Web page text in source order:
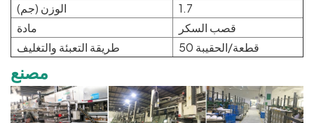
الوزن (جم)
1.7
مادة
قصب السكر
طريقة التعبئة والتغليف
50 قطعة/الحقيبة
مصنع